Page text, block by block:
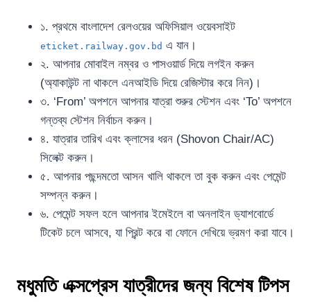
১. প্রথমে বাংলাদেশ রেলওয়ের অফিসিয়াল ওয়েবসাইট
eticket.railway.gov.bd এ যান।
২. আপনার মোবাইল নম্বর ও পাসওয়ার্ড দিয়ে লগইন করুন
(অ্যাকাউন্ট না থাকলে এনআইডি দিয়ে রেজিস্টার করে নিন)।
৩. ‘From’ অপশনে আপনার যাত্রা শুরুর স্টেশন এবং ‘To’ অপশনে
গন্তব্য স্টেশন নির্বাচন করুন।
৪. যাত্রার তারিখ এবং ক্লাসের ধরন (Shovon Chair/AC)
সিলেক্ট করুন।
৫. আপনার পছন্দমতো আসন খালি থাকলে তা বুক করুন এবং পেমেন্ট
সম্পন্ন করুন।
৬. পেমেন্ট সফল হলে আপনার ইমেইলে বা অনলাইন ড্যাশবোর্ডে
টিকেট চলে আসবে, যা প্রিন্ট করে বা ফোনে দেখিয়ে ভ্রমণ করা যাবে।
মধুমতি এক্সপ্রেস যাত্রীদের জন্য বিশেষ টিপস